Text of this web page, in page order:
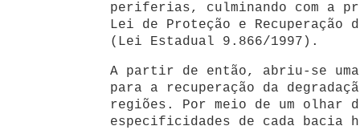
periferias, culminando com a
Lei de Proteção e Recuperação
(Lei Estadual 9.866/1997).
A partir de então, abriu-se
para a recuperação da
regiões. Por meio de um olhar
especificidades de cada bacia